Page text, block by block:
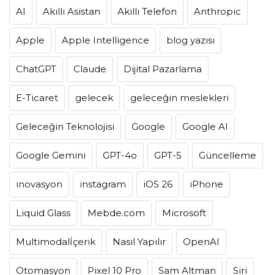
AI Akıllı Asistan Akıllı Telefon Anthropic
Apple Apple Intelligence blog yazısı
ChatGPT Claude Dijital Pazarlama
E-Ticaret gelecek geleceğin meslekleri
Geleceğin Teknolojisi Google Google AI
Google Gemini GPT-4o GPT-5 Güncelleme
inovasyon instagram iOS 26 iPhone
Liquid Glass Mebde.com Microsoft
Multimodalİçerik Nasıl Yapılır OpenAI
Otomasyon Pixel 10 Pro Sam Altman Siri